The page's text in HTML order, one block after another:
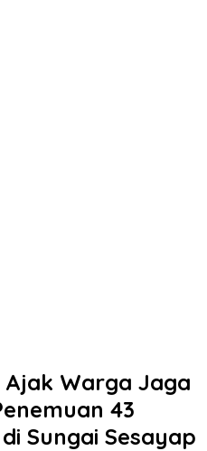
Warga Jaga
43
Sungai Sesayap